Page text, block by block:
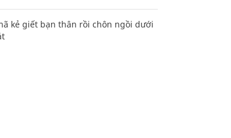
kẻ giết bạn thân rồi chôn ngồi dưới